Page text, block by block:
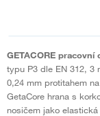
GETACORE pracovní
typu P3 dle EN 312, 3
0,24 mm protitahem
GetaCore hrana s
nosičem jako